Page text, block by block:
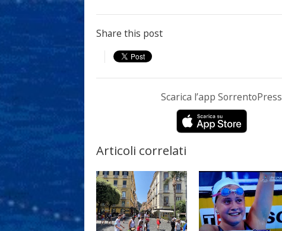
Share this post
Scarica l’app
Articoli correlati